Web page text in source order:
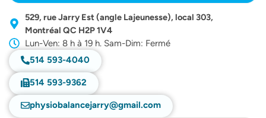
529, rue Jarry Est (angle Lajeunesse), local 303,
Montréal QC H2P 1V4
Lun-Ven: 8 h à 19 h. Sam-Dim: Fermé
514 593-4040
514 593-9362
physiobalancejarry@gmail.com